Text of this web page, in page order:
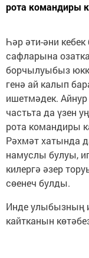
рота командиры
Һәр әти-әни
сафларына
борчылуыбыз
генә ай калып
ишетмәдек.
частьта да үзен
рота командиры
Рәхмәт хатында
намуслы булуы,
килергә әзер
сөенеч булды.
Инде улыбызның
кайтканын